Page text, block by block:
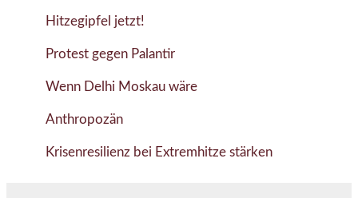
Hitzegipfel jetzt!
Protest gegen Palantir
Wenn Delhi Moskau wäre
Anthropozän
Krisenresilienz bei Extremhitze stärken